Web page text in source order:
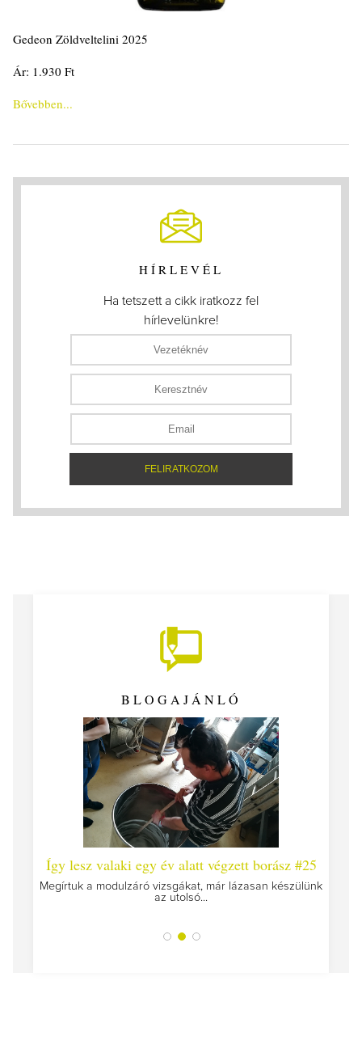
Gedeon Zöldveltelini 2025
Ár: 1.930 Ft
Bővebben...
HÍRLEVÉL
Ha tetszett a cikk iratkozz fel
hírlevelünkre!
BLOGAJÁNLÓ
Így lesz valaki egy év alatt végzett borász #25
Megírtuk a modulzáró vizsgákat, már lázasan készülünk
az utolsó...